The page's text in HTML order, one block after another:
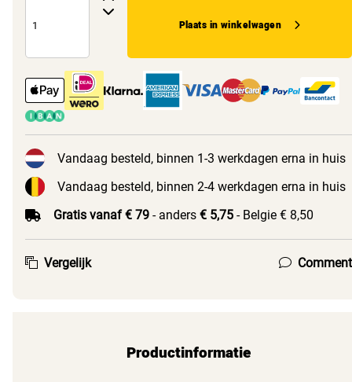
Plaats in winkelwagen
Vandaag besteld, binnen 1-3 werkdagen erna in huis
Vandaag besteld, binnen 2-4 werkdagen erna in huis
Gratis vanaf € 79 - anders € 5,75 - Belgie € 8,50
Vergelijk Comment
Productinformatie